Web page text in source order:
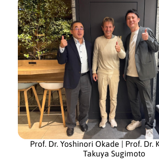
Prof. Dr. Yoshinori Okade | Prof. Dr.
Takuya Sugimoto